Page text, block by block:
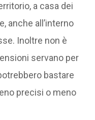
a casa dei
anche all’interno
Inoltre non è
servano per
bastare
precisi o meno